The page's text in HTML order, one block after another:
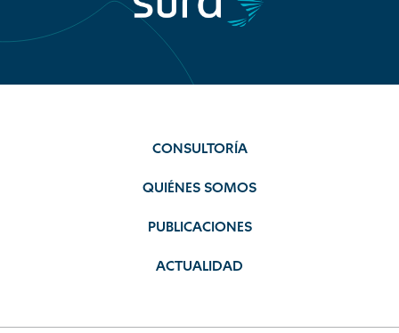
CONSULTORÍA
QUIÉNES SOMOS
PUBLICACIONES
ACTUALIDAD